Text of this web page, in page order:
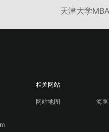
天津大学
相关网站
网站地图 海